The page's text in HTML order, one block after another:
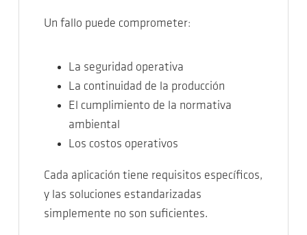
Un fallo puede comprometer:
La seguridad operativa
La continuidad de la producción
El cumplimiento de la normativa
ambiental
Los costos operativos
Cada aplicación tiene requisitos específicos,
y las soluciones estandarizadas
simplemente no son suficientes.